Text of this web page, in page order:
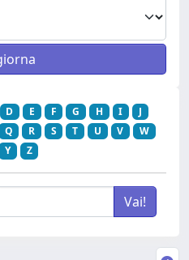
D E F G H I
J
Q R S T U V
W
Y Z